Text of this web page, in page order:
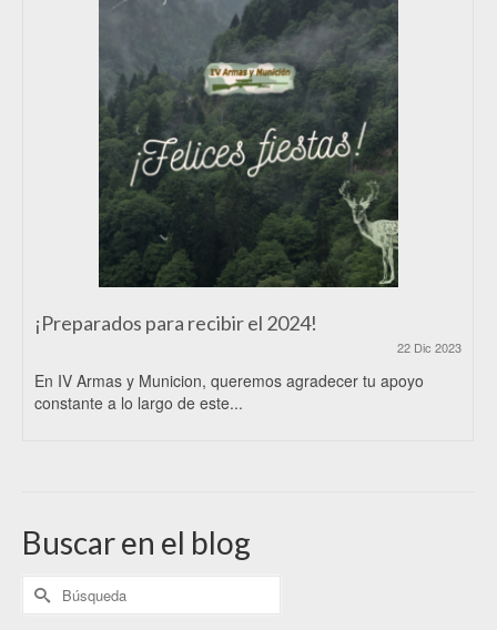
¡Preparados para recibir el 2024!
22 Dic 2023
En IV Armas y Municion, queremos agradecer tu apoyo
constante a lo largo de este...
Buscar en el blog